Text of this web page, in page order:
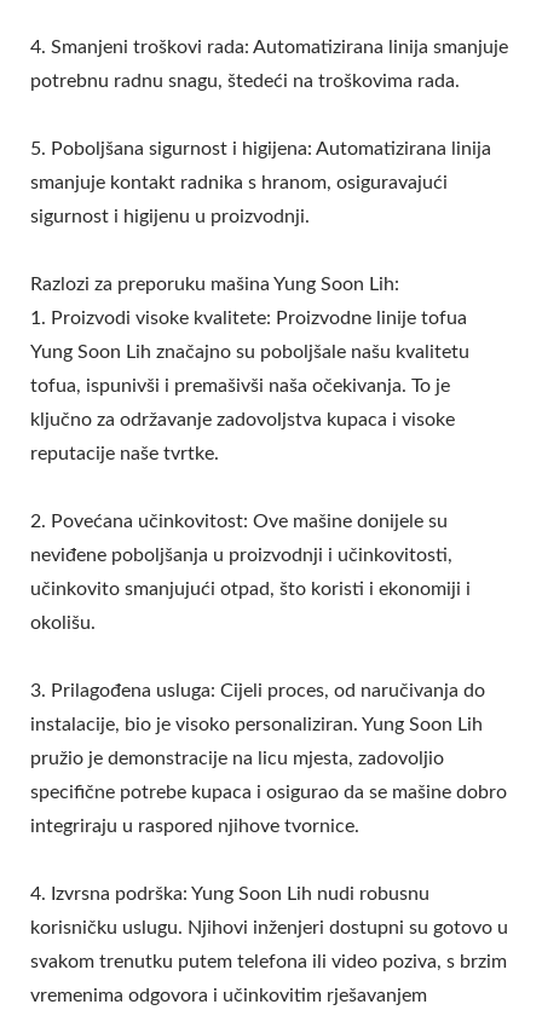
4. Smanjeni troškovi rada: Automatizirana linija smanjuje
potrebnu radnu snagu, štedeći na troškovima rada.
5. Poboljšana sigurnost i higijena: Automatizirana linija
smanjuje kontakt radnika s hranom, osiguravajući
sigurnost i higijenu u proizvodnji.
Razlozi za preporuku mašina Yung Soon Lih:
1. Proizvodi visoke kvalitete: Proizvodne linije tofua
Yung Soon Lih značajno su poboljšale našu kvalitetu
tofua, ispunivši i premašivši naša očekivanja. To je
ključno za održavanje zadovoljstva kupaca i visoke
reputacije naše tvrtke.
2. Povećana učinkovitost: Ove mašine donijele su
neviđene poboljšanja u proizvodnji i učinkovitosti,
učinkovito smanjujući otpad, što koristi i ekonomiji i
okolišu.
3. Prilagođena usluga: Cijeli proces, od naručivanja do
instalacije, bio je visoko personaliziran. Yung Soon Lih
pružio je demonstracije na licu mjesta, zadovoljio
specifične potrebe kupaca i osigurao da se mašine dobro
integriraju u raspored njihove tvornice.
4. Izvrsna podrška: Yung Soon Lih nudi robusnu
korisničku uslugu. Njihovi inženjeri dostupni su gotovo u
svakom trenutku putem telefona ili video poziva, s brzim
vremenima odgovora i učinkovitim rješavanjem